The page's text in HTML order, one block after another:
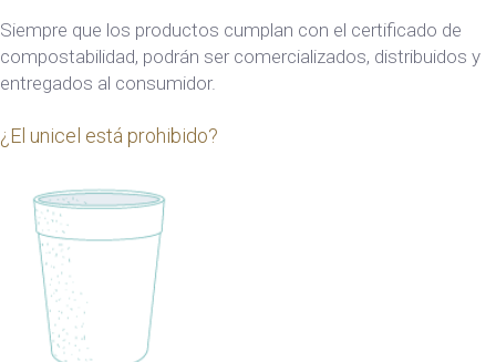
Siempre que los productos cumplan con el certificado de
compostabilidad, podrán ser comercializados, distribuidos y
entregados al consumidor.
¿El unicel está prohibido?